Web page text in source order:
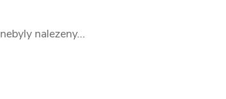
nebyly nalezeny...